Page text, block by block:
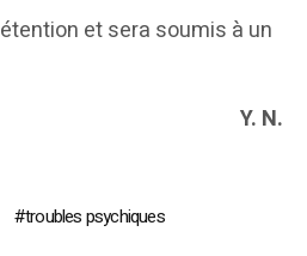
et sera soumis à un
Y. N.
troubles psychiques